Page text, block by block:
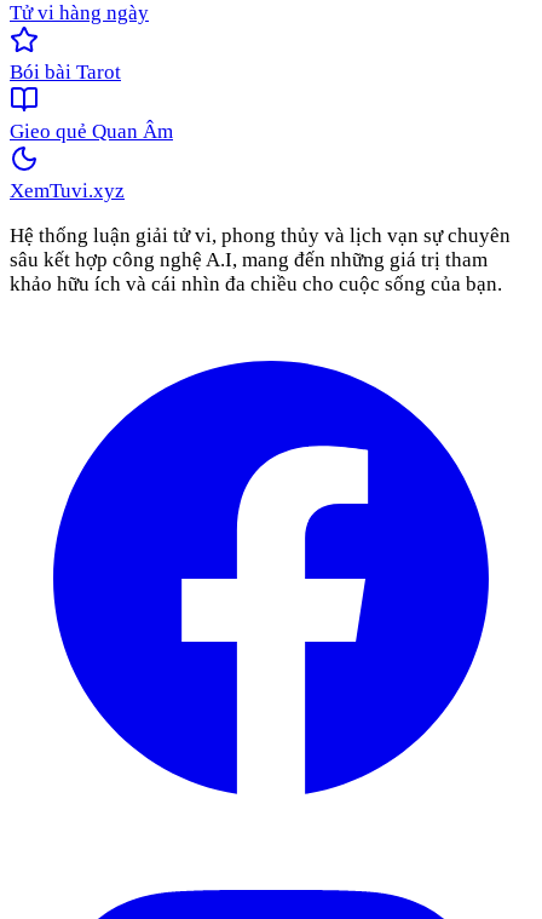
Tử vi hàng ngày
Bói bài Tarot
Gieo quẻ Quan Âm
XemTuvi.xyz
Hệ thống luận giải tử vi, phong thủy và lịch vạn sự chuyên
sâu kết hợp công nghệ A.I, mang đến những giá trị tham
khảo hữu ích và cái nhìn đa chiều cho cuộc sống của bạn.